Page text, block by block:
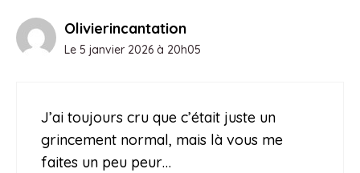
Olivierincantation
Le 5 janvier 2026 à 20h05
J’ai toujours cru que c’était juste un
grincement normal, mais là vous me
faites un peu peur…